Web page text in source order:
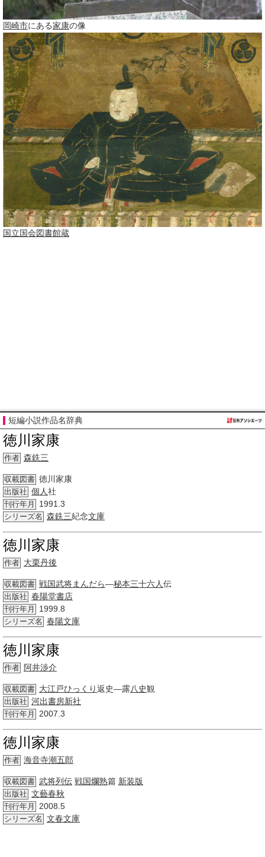
岡崎市にある家康の像
国立国会図書館蔵
短編小説作品名辞典
徳川家康
作者 森銑三
収載図書 徳川家康
出版社 個人社
刊行年月 1991.3
シリーズ名 森銑三紀念文庫
徳川家康
作者 大栗丹後
収載図書 戦国武将まんだら―秘本三十六人伝
出版社 春陽堂書店
刊行年月 1999.8
シリーズ名 春陽文庫
徳川家康
作者 阿井渉介
収載図書 大江戸ひっくり返史―露八史観
出版社 河出書房新社
刊行年月 2007.3
徳川家康
作者 海音寺潮五郎
収載図書 武将列伝 戦国爛熟篇 新装版
出版社 文藝春秋
刊行年月 2008.5
シリーズ名 文春文庫